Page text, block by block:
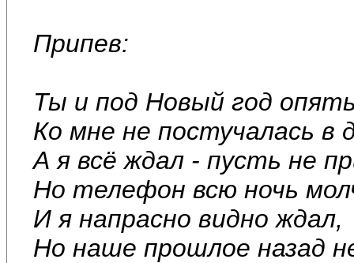
Припев:
Ты и под Новый год
Ко мне не постучалась в
А я всё ждал - пусть не
Но телефон всю ночь
И я напрасно видно ждал,
Но наше прошлое назад